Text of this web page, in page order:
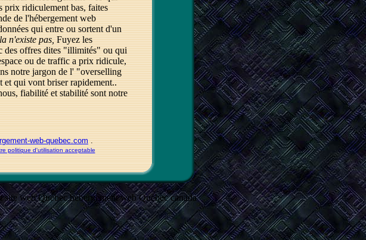
prix ridiculement bas, faites
de l'hébergement web
qui entre ou sortent d'un
n'existe pas,Fuyez les
des offres dites "illimités" ou qui
ou de traffic a prix ridicule,
notre jargon de l' "overselling
et qui vont briser rapidement..
fiabilité et stabilité sont notre
web-quebec.com.
politique d'utilisation acceptable
web Québec hébergement web Québec canada